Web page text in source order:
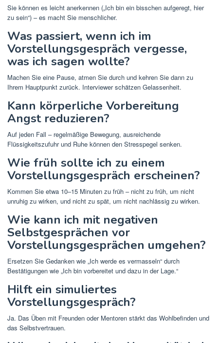
Sie können es leicht anerkennen („Ich bin ein bisschen aufgeregt, hier
zu sein“) – es macht Sie menschlicher.
Was passiert, wenn ich im
Vorstellungsgespräch vergesse,
was ich sagen wollte?
Machen Sie eine Pause, atmen Sie durch und kehren Sie dann zu
Ihrem Hauptpunkt zurück. Interviewer schätzen Gelassenheit.
Kann körperliche Vorbereitung
Angst reduzieren?
Auf jeden Fall – regelmäßige Bewegung, ausreichende
Flüssigkeitszufuhr und Ruhe können den Stresspegel senken.
Wie früh sollte ich zu einem
Vorstellungsgespräch erscheinen?
Kommen Sie etwa 10–15 Minuten zu früh – nicht zu früh, um nicht
unruhig zu wirken, und nicht zu spät, um nicht nachlässig zu wirken.
Wie kann ich mit negativen
Selbstgesprächen vor
Vorstellungsgesprächen umgehen?
Ersetzen Sie Gedanken wie „Ich werde es vermasseln“ durch
Bestätigungen wie „Ich bin vorbereitet und dazu in der Lage.“
Hilft ein simuliertes
Vorstellungsgespräch?
Ja. Das Üben mit Freunden oder Mentoren stärkt das Wohlbefinden und
das Selbstvertrauen.